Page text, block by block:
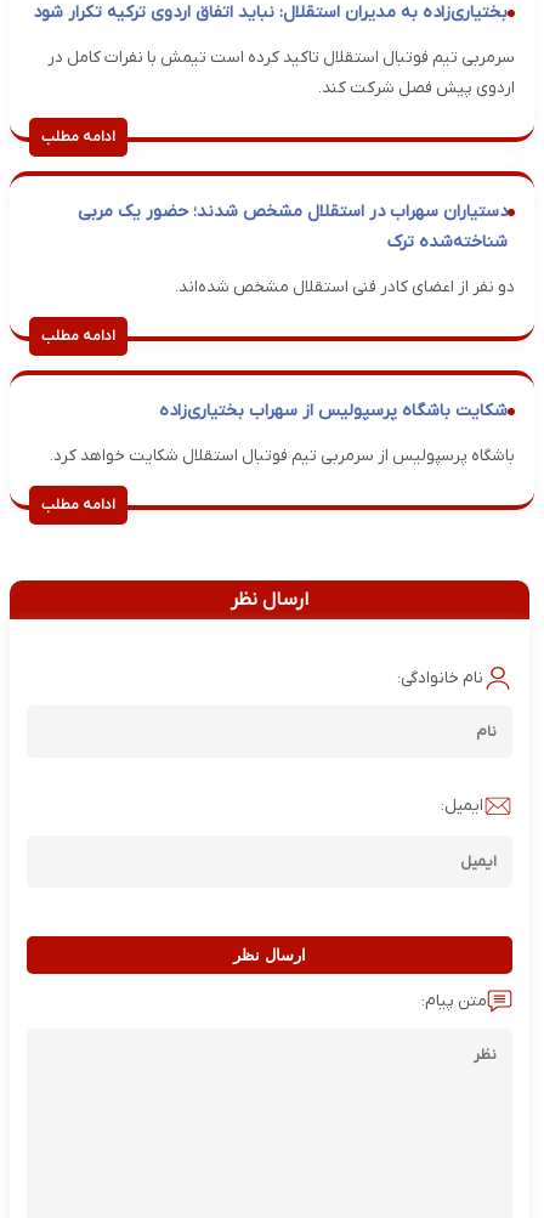
بختیاری‌زاده به مدیران استقلال: نباید اتفاق اردوی ترکیه تکرار شود
سرمربی تیم فوتبال استقلال تاکید کرده است تیمش با نفرات کامل در
اردوی پیش فصل شرکت کند.
ادامه مطلب
دستیاران سهراب در استقلال مشخص شدند؛ حضور یک مربی
شناخته‌شده ترک
دو نفر از اعضای کادر فنی استقلال مشخص شده‌اند.
ادامه مطلب
شکایت باشگاه پرسپولیس از سهراب بختیاری‌زاده
باشگاه پرسپولیس از سرمربی تیم فوتبال استقلال شکایت خواهد کرد.
ادامه مطلب
ارسال نظر
نام خانوادگی:
ایمیل:
ارسال نظر
متن پیام: